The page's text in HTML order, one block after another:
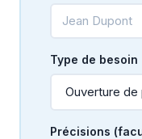
Type de besoin
Précisions